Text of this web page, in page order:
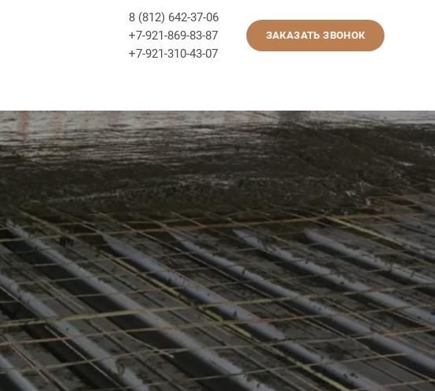
8 (812) 642-37-06
+7-921-869-83-87
+7-921-310-43-07
ЗАКАЗАТЬ ЗВОНОК